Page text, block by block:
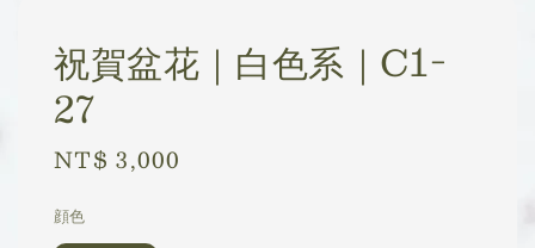
祝賀盆花｜白色系｜C1-
27
Regular
NT$ 3,000
顔色